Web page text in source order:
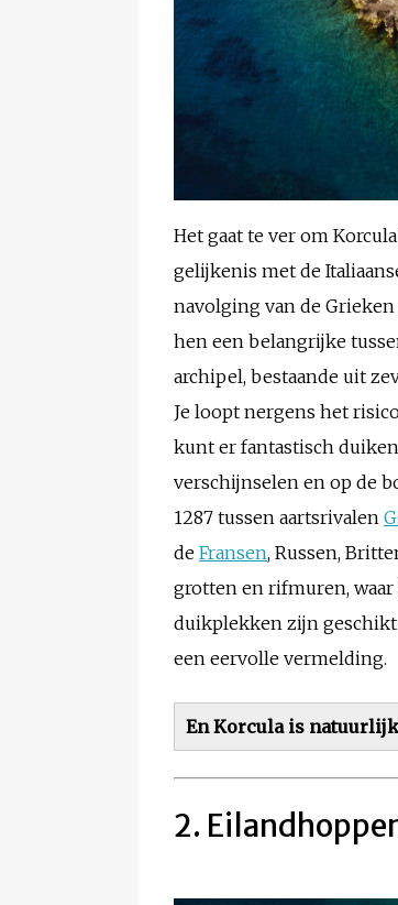
Het gaat te ver om
gelijkenis met de
navolging van de
hen een belangrijke
archipel, bestaande uit
Je loopt nergens het
kunt er fantastisch
verschijnselen en op de
1287 tussen aartsrivalen
de Fransen, Russen,
grotten en rifmuren,
duikplekken zijn geschikt
een eervolle vermelding.
En Korcula is
2.